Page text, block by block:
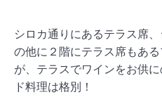
シロカ通りにあるテラス席
の他に２階にテラス席もあ
が、テラスでワインをお供
ド料理は格別！